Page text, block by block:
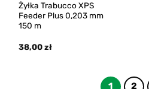
Żyłka Trabucco XPS
Feeder Plus 0,203 mm
150 m
38,00zł
1 2